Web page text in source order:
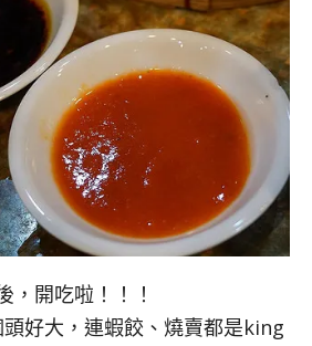
，開吃啦！！！
好大，連蝦餃、燒賣都是king